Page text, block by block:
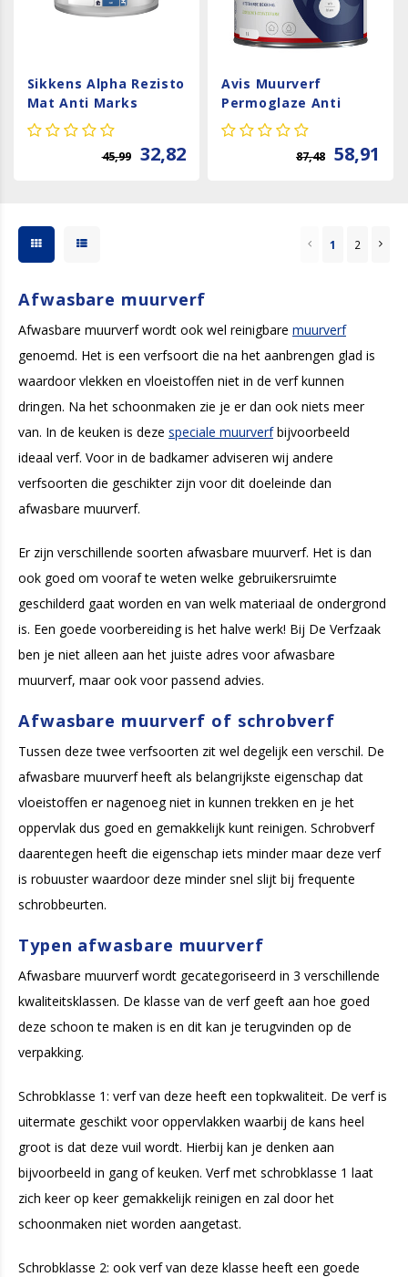
Sikkens Alpha Rezisto
Mat Anti Marks
45,99 32,82
Avis Muurverf
Permoglaze Anti
Schimmel - Wit
87,48 58,91
1 2
Afwasbare muurverf
Afwasbare muurverf wordt ook wel reinigbare muurverf
genoemd. Het is een verfsoort die na het aanbrengen glad is
waardoor vlekken en vloeistoffen niet in de verf kunnen
dringen. Na het schoonmaken zie je er dan ook niets meer
van. In de keuken is deze speciale muurverfbijvoorbeeld
ideaal verf. Voor in de badkamer adviseren wij andere
verfsoorten die geschikter zijn voor dit doeleinde dan
afwasbare muurverf.
Er zijn verschillende soorten afwasbare muurverf. Het is dan
ook goed om vooraf te weten welke gebruikersruimte
geschilderd gaat worden en van welk materiaal de ondergrond
is. Een goede voorbereiding is het halve werk! Bij De Verfzaak
ben je niet alleen aan het juiste adres voor afwasbare
muurverf, maar ook voor passend advies.
Afwasbare muurverf of schrobverf
Tussen deze twee verfsoorten zit wel degelijk een verschil. De
afwasbare muurverf heeft als belangrijkste eigenschap dat
vloeistoffen er nagenoeg niet in kunnen trekken en je het
oppervlak dus goed en gemakkelijk kunt reinigen. Schrobverf
daarentegen heeft die eigenschap iets minder maar deze verf
is robuuster waardoor deze minder snel slijt bij frequente
schrobbeurten.
Typen afwasbare muurverf
Afwasbare muurverf wordt gecategoriseerd in 3 verschillende
kwaliteitsklassen. De klasse van de verf geeft aan hoe goed
deze schoon te maken is en dit kan je terugvinden op de
verpakking.
Schrobklasse 1: verf van deze heeft een topkwaliteit. De verf is
uitermate geschikt voor oppervlakken waarbij de kans heel
groot is dat deze vuil wordt. Hierbij kan je denken aan
bijvoorbeeld in gang of keuken. Verf met schrobklasse 1 laat
zich keer op keer gemakkelijk reinigen en zal door het
schoonmaken niet worden aangetast.
Schrobklasse 2: ook verf van deze klasse heeft een goede